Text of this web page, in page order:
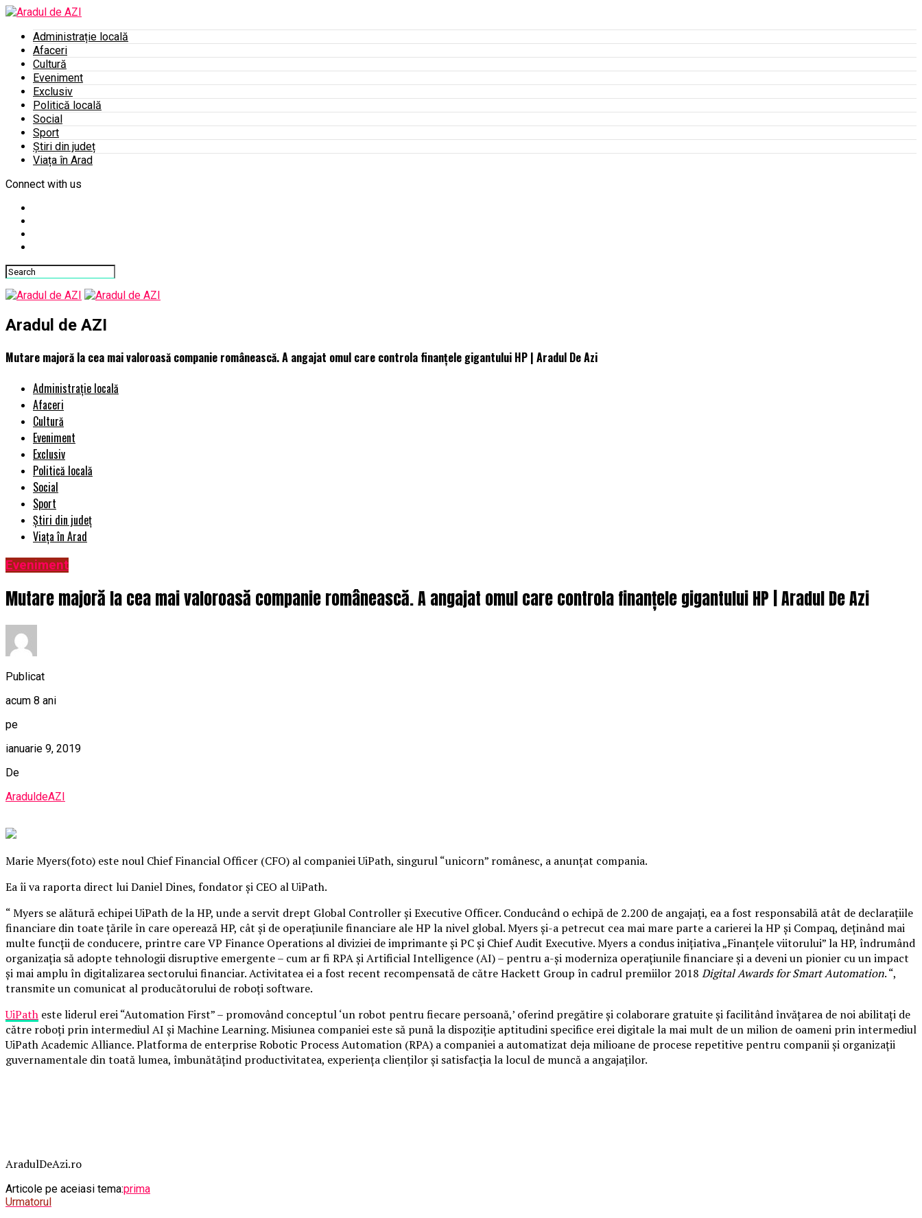
Administrație locală
Afaceri
Cultură
Eveniment
Exclusiv
Politică locală
Social
Sport
Știri din județ
Viața în Arad
Connect with us
Aradul de AZI
Mutare majoră la cea mai valoroasă companie românească. A angajat omul care controla finanțele gigantului HP | Aradul De Azi
Administrație locală
Afaceri
Cultură
Eveniment
Exclusiv
Politică locală
Social
Sport
Știri din județ
Viața în Arad
Eveniment
Mutare majoră la cea mai valoroasă companie românească. A angajat omul care controla finanțele gigantului HP | Aradul De Azi
Publicat
acum 8 ani
pe
ianuarie 9, 2019
De
AraduldeAZI
Marie Myers(foto) este noul Chief Financial Officer (CFO) al companiei UiPath, singurul “unicorn” românesc, a anunţat compania.
Ea îi va raporta direct lui Daniel Dines, fondator şi CEO al UiPath.
“ Myers se alătură echipei UiPath de la HP, unde a servit drept Global Controller şi Executive Officer. Conducând o echipă de 2.200 de angajaţi, ea a fost responsabilă atât de declaraţiile
financiare din toate ţările în care operează HP, cât şi de operaţiunile financiare ale HP la nivel global.Myers şi-a petrecut cea mai mare parte a carierei la HP şi Compaq, deţinând mai
multe funcţii de conducere, printre care VP Finance Operations al diviziei de imprimante şi PC şi Chief Audit Executive. Myers a condus iniţiativa „Finanţele viitorului” la HP, îndrumând
organizaţia să adopte tehnologii disruptive emergente – cum ar fi RPA şi Artificial Intelligence (AI) – pentru a-şi moderniza operaţiunile financiare şi a deveni un pionier cu un impact
şi mai amplu în digitalizarea sectorului financiar. Activitatea ei a fost recent recompensată de către Hackett Group în cadrul premiilor 2018 Digital Awards for Smart Automation. “,
transmite un comunicat al producătorului de roboţi software.
UiPath este liderul erei “Automation First” – promovând conceptul ‘un robot pentru fiecare persoană,’ oferind pregătire şi colaborare gratuite şi facilitând învăţarea de noi abilitaţi de
către roboţi prin intermediul AI şi Machine Learning. Misiunea companiei este să pună la dispoziţie aptitudini specifice erei digitale la mai mult de un milion de oameni prin intermediul
UiPath Academic Alliance. Platforma de enterprise Robotic Process Automation (RPA) a companiei a automatizat deja milioane de procese repetitive pentru companii şi organizaţii
guvernamentale din toată lumea, îmbunătăţind productivitatea, experienţa clienţilor şi satisfacţia la locul de muncă a angajaţilor.
AradulDeAzi.ro
Articole pe aceiasi tema:prima
Urmatorul